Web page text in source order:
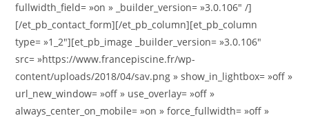
fullwidth_field= »on » _builder_version= »3.0.106″ /]
[/et_pb_contact_form][/et_pb_column][et_pb_column
type= »1_2″][et_pb_image _builder_version= »3.0.106″
src= »https://www.francepiscine.fr/wp-
content/uploads/2018/04/sav.png » show_in_lightbox= »off »
url_new_window= »off » use_overlay= »off »
always_center_on_mobile= »on » force_fullwidth= »off »